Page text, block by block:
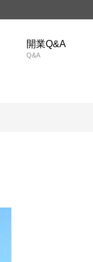
開業Q&A
Q&A